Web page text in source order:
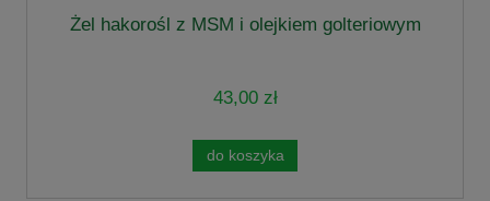
Żel hakorośl z MSM i olejkiem golteriowym
43,00 zł
do koszyka